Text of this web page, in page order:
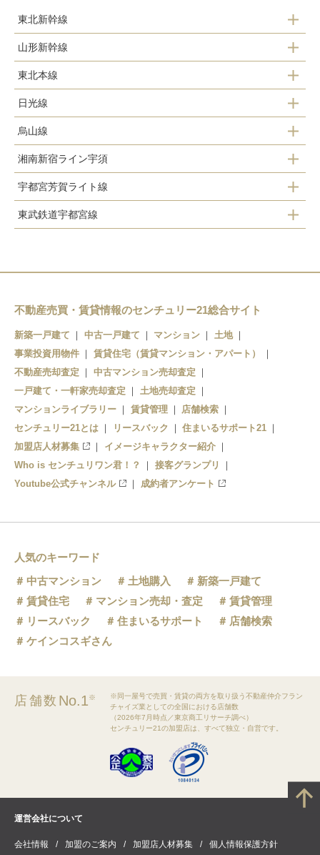
東北新幹線
宇都宮駅
山形新幹線
宇都宮駅
東北本線
雀宮駅
宇都宮駅
岡本駅
日光線
宇都宮駅
鶴田駅
烏山線
宇都宮駅
岡本駅
湘南新宿ライン宇須
宇都宮駅
雀宮駅
宇都宮芳賀ライト線
宇都宮駅東口駅
峰駅
陽東３丁目駅
宇都宮大学陽東キャン駅
平石中央小学校前駅
飛山城跡駅
清原地区市民センター駅
グリーンスタジアム前駅
ゆいの杜西駅
ゆいの杜中央駅
ゆいの杜東駅
東武鉄道宇都宮線
江曽島駅
南宇都宮駅
東武宇都宮駅
不動産売買・賃貸情報のセンチュリー21総合サイト
新築一戸建て 中古一戸建て マンション
土地
事業投資用物件
賃貸住宅（賃貸マンション・アパート）
不動産売却査定
中古マンション売却査定
一戸建て・一軒家売却査定
土地売却査定
マンションライブラリー
賃貸管理
店舗検索
センチュリー21とは
リースバック
住まいるサポート21
加盟店人材募集
イメージキャラクター紹介
Who is センチュリワン君！？
接客グランプリ
Youtube公式チャンネル
成約者アンケート
人気のキーワード
中古マンション
土地購入
新築一戸建て
賃貸住宅
マンション売却・査定
賃貸管理
リースバック
住まいるサポート
店舗検索
ケインコスギさん
店舗数 No.1※
※同一屋号で売買・賃貸の両方を取り扱う不動産仲介フラン
チャイズ業としての全国における店舗数
（2026年7月時点／東京商工リサーチ調べ）
センチュリー21の加盟店は、すべて独立・自営です。
運営会社について
会社情報 加盟のご案内 加盟店人材募集 個人情報保護方針